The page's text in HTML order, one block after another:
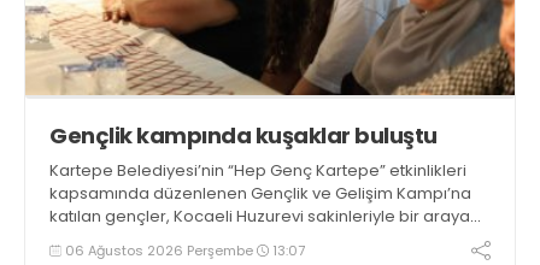
Gençlik kampında kuşaklar buluştu
Kartepe Belediyesi’nin “Hep Genç Kartepe” etkinlikleri
kapsamında düzenlenen Gençlik ve Gelişim Kampı’na
katılan gençler, Kocaeli Huzurevi sakinleriyle bir araya
geldi06 Ağustos 2026 Perşembe 13:07